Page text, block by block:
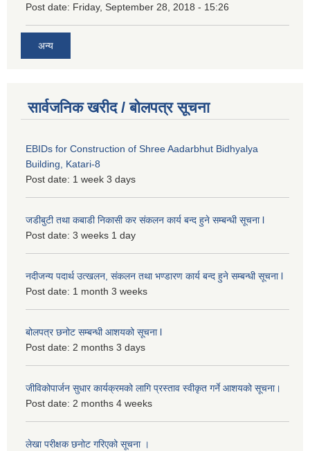
Post date: Friday, September 28, 2018 - 15:26
अन्य
सार्वजनिक खरीद / बोलपत्र सूचना
EBIDs for Construction of Shree Aadarbhut Bidhyalya
Building, Katari-8
Post date: 1 week 3 days
जडीबुटी तथा कबाडी निकासी कर संकलन कार्य बन्द हुने सम्बन्धी सूचना l
Post date: 3 weeks 1 day
नदीजन्य पदार्थ उत्खलन, संकलन तथा भण्डारण कार्य बन्द हुने सम्बन्धी सूचना l
Post date: 1 month 3 weeks
बोलपत्र छनोट सम्बन्धी आशयको सूचना l
Post date: 2 months 3 days
जीविकोपार्जन सुधार कार्यक्रमको लागि प्रस्ताव स्वीकृत गर्ने आशयको सूचना।
Post date: 2 months 4 weeks
लेखा परीक्षक छनोट गरिएको सूचना ।